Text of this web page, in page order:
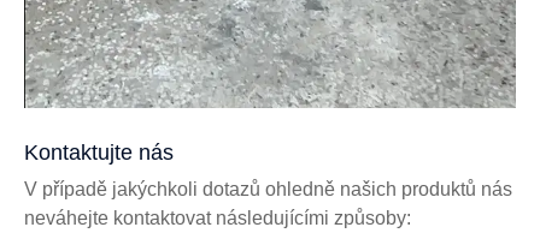
Kontaktujte nás
V případě jakýchkoli dotazů ohledně našich produktů nás
neváhejte kontaktovat následujícími způsoby: